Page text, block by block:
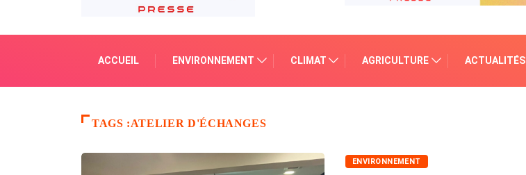
ACCUEIL ENVIRONNEMENT CLIMAT AGRICULTURE ACTUALITÉS
TAGS :ATELIER D'ÉCHANGES
ENVIRONNEMENT